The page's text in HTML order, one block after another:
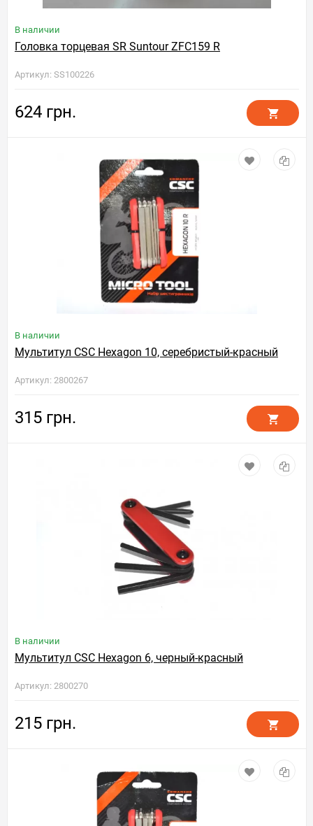
В наличии
Головка торцевая SR Suntour ZFC159 R
Артикул: SS100226
624 грн.
В наличии
Мультитул CSC Hexagon 10, серебристый-красный
Артикул: 2800267
315 грн.
В наличии
Мультитул CSC Hexagon 6, черный-красный
Артикул: 2800270
215 грн.